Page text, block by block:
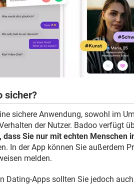
sicher?
sichere Anwendung, sowohl im
der Nutzer. Badoo verfügt
dass Sie nur mit echten Menschen
In der App können Sie außerdem
melden.
Dating-Apps sollten Sie jedoch